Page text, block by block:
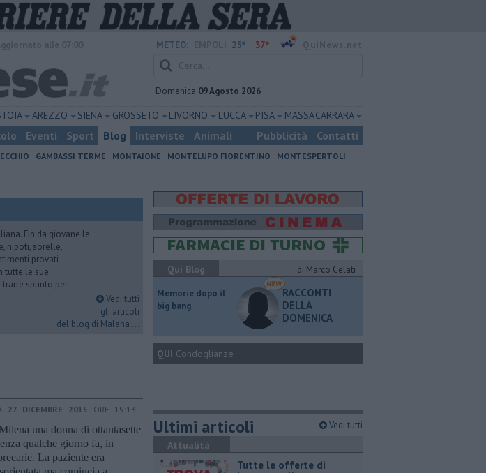
METEO: 25° 37°
Domenica 09 Agosto 2026
AREZZO SIENA GROSSETO LIVORNO LUCCA PISA MASSA CARRARA
Eventi Sport Blog Interviste Animali Pubblicità Contatti
GAMBASSI TERME MONTAIONE MONTELUPO FIORENTINO
MONTESPERTOLI
Fin da giovane le
nipoti, sorelle,
provati
tutte le sue
spunto per
Vedi tutti
gli articoli
del blog di Malena ...
27 DICEMBRE 2015 ORE 15:13
una donna di ottantasette
qualche giorno fa, in
La paziente era
Qui Blog
di Marco Celati
Memorie dopo il
big bang
RACCONTI
DELLA
DOMENICA
QUI Condoglianze
Ultimi articoli Vedi tutti
Attualità
​Tutte le offerte di